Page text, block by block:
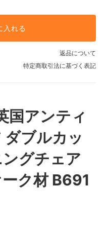
入れる
返品について
特定商取引法に基づく表記
アンティ
ダブルカッ
グチェア
ク材 B691